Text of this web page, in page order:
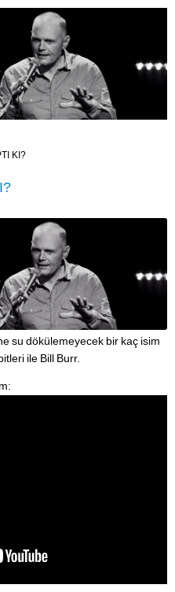
KI?
su dökülemeyecek bir kaç isim
ile Bill Burr.